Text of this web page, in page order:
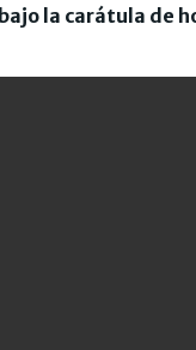
la carátula de